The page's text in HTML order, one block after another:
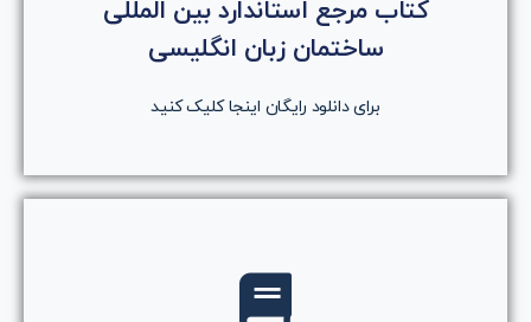
کتاب مرجع استاندارد بین المللی
ساختمان زبان انگلیسی
برای دانلود رایگان اینجا کلیک کنید
روی دکمه کلیک کنید
کلیک کنید